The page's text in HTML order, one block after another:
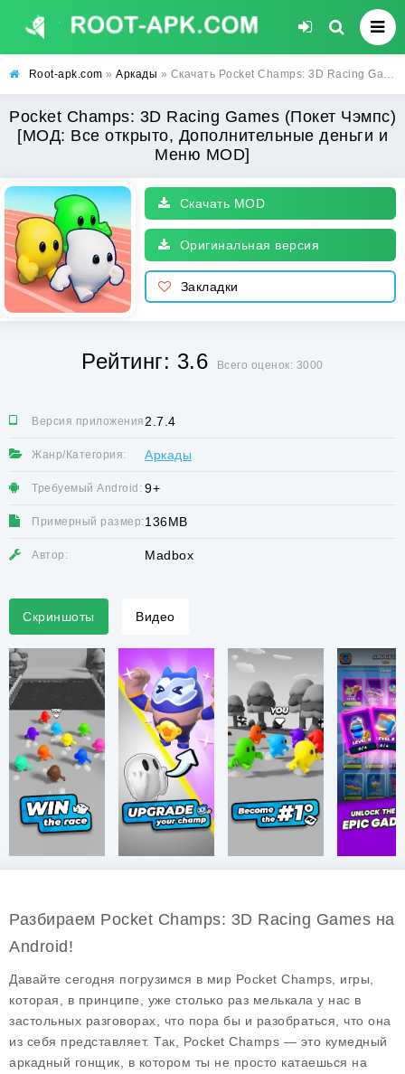
Root-apk.com » Аркады » Скачать Pocket Champs: 3D Racing Games (Покет Чэмпс) [МОД: Все открыто, Дополнительные деньги и Меню MOD] | Взлом Pocket Champs: 3D Racing Games на Андроид
Pocket Champs: 3D Racing Games (Покет Чэмпс)
[МОД: Все открыто, Дополнительные деньги и
Меню MOD]
Скачать MOD
Оригинальная версия
Закладки
Рейтинг: 3.6 Всего оценок: 3000
Версия приложения:2.7.4
Жанр/Категория: Аркады
Требуемый Android: 9+
Примерный размер: 136MB
Автор: Madbox
Скриншоты Видео
Разбираем Pocket Champs: 3D Racing Games на
Android!
Давайте сегодня погрузимся в мир Pocket Champs, игры,
которая, в принципе, уже столько раз мелькала у нас в
застольных разговорах, что пора бы и разобраться, что она
из себя представляет. Так, Pocket Champs — это кумедный
аркадный гонщик, в котором ты не просто катаешься на